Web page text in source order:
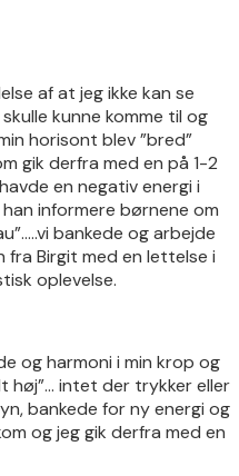
af at jeg ikke kan se
kunne komme til og
horisont blev ”bred”
gik derfra med en på 1-2
en negativ energi i
informere børnene om
bankede og arbejde
fra Birgit med en lettelse i
oplevelse.
og harmoni i min krop og
høj”… intet der trykker eller
bankede for ny energi og
og jeg gik derfra med en